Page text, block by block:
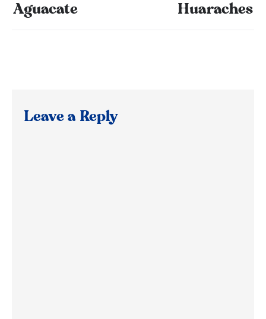
Aguacate Huaraches
Leave a Reply